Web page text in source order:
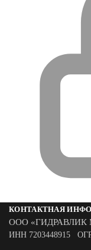
КОНТАКТНАЯ
ООО
ИНН 7203448915